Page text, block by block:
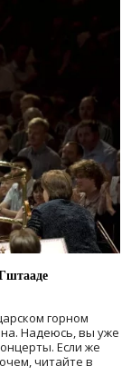
горном
Надеюсь, вы уже
Если же
читайте в